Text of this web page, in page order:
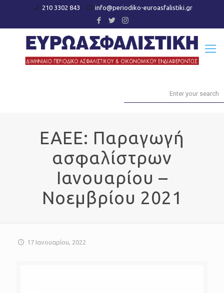
210 3302 843 info@periodiko-euroasfalistiki.gr
ΕΑΕΕ: Παραγωγή
ασφαλίστρων
Ιανουαρίου –
Νοεμβρίου 2021
17 Ιανουαρίου, 2022